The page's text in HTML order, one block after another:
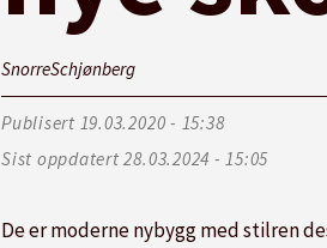
SnorreSchjønberg
Publisert
19.03.2020 - 15:38
Sist oppdatert
28.03.2024 - 15:05
De er moderne nybygg med stilren